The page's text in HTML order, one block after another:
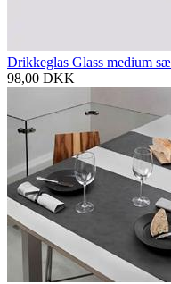
Drikkeglas Glass medium
98,00 DKK